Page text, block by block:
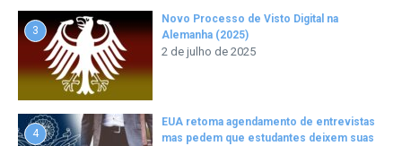
3
Novo Processo de Visto Digital na
Alemanha (2025)
2 de julho de 2025
4
EUA retoma agendamento de entrevistas
mas pedem que estudantes deixem suas